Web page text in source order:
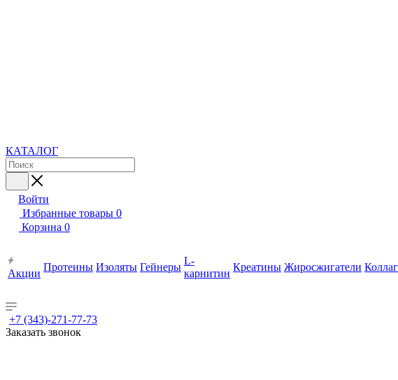
КАТАЛОГ
Войти
Избранные товары 0
Корзина 0
Акции
Протеины Изоляты Гейнеры
L-
карнитин
Креатины Жиросжигатели
+7 (343)-271-77-73
Заказать звонок